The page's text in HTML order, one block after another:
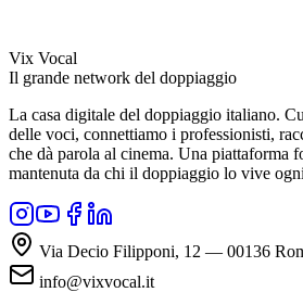
Vix Vocal
Il grande network del doppiaggio
La casa digitale del doppiaggio italiano.
delle voci, connettiamo i professionisti,
che dà parola al cinema. Una piattaforma
mantenuta da chi il doppiaggio lo vive
Via Decio Filipponi, 12 — 00136
info@vixvocal.it